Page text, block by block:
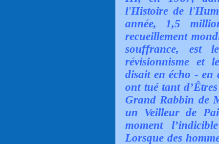
l'Histoire de
année, 1,5
recueillement
souffrance, est
révisionnisme et
disait en écho - en
ont tué tant
Grand Rabbin de
un Veilleur de
moment
Lorsque des